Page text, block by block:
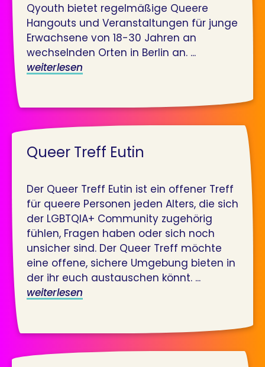
Qyouth bietet regelmäßige Queere
Hangouts und Veranstaltungen für junge
Erwachsene von 18-30 Jahren an
wechselnden Orten in Berlin an. ...
weiterlesen
Queer Treff Eutin
Der Queer Treff Eutin ist ein offener Treff
für queere Personen jeden Alters, die sich
der LGBTQIA+ Community zugehörig
fühlen, Fragen haben oder sich noch
unsicher sind. Der Queer Treff möchte
eine offene, sichere Umgebung bieten in
der ihr euch austauschen könnt. ...
weiterlesen